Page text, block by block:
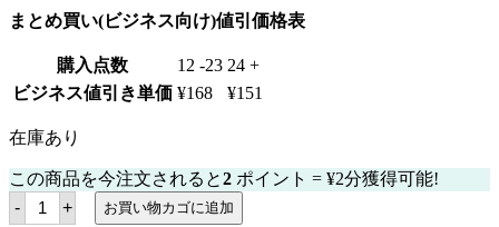
まとめ買い(ビジネス向け)値引価格表
購入点数 12 -23 24 +
ビジネス値引き単価 ¥168 ¥151
在庫あり
この商品を今注文されると2 ポイント = ¥2分獲得可能!
- マ
マ
+ お買い物カゴに追加